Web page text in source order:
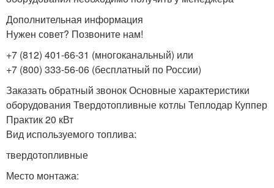
Дополнительная информация
Нужен совет? Позвоните нам!
+7 (812) 401-66-31 (многоканальный) или
+7 (800) 333-56-06 (бесплатный по России)
Заказать обратный звонок Основные характеристики
оборудования Твердотопливные котлы Теплодар Куппер
Практик 20 кВт
Вид используемого топлива:
твердотопливные
Место монтажа: